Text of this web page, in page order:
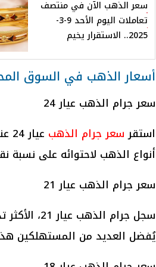
سعر الذهب الآن في منتصف
تعاملات اليوم الأحد 9-3-
2025.. الاستقرار يخيم
أسعار الذهب في السوق
سعر جرام الذهب عيار 24
استقرسعر جرام الذهب
أنواع الذهب لاحتوائه على نسبة نقاء
سعر جرام الذهب عيار 21
يُفضل العديد من المستهلكين هذا